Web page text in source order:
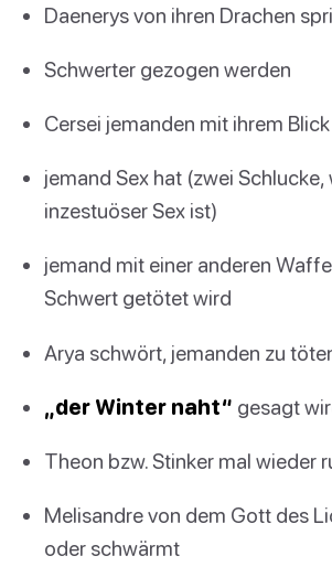
Daenerys von ihren Drachen
Schwerter gezogen werden
Cersei jemanden mit ihrem
jemand Sex hat (zwei Schlucke,
inzestuöser Sex ist)
jemand mit einer anderen
Schwert getötet wird
Arya schwört, jemanden zu
„der Winter naht“ gesagt
Theon bzw. Stinker mal wieder
Melisandre von dem Gott des
oder schwärmt